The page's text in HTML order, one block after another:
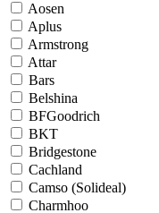
Aosen
Aplus
Armstrong
Attar
Bars
Belshina
BFGoodrich
BKT
Bridgestone
Cachland
Camso (Solideal)
Charmhoo